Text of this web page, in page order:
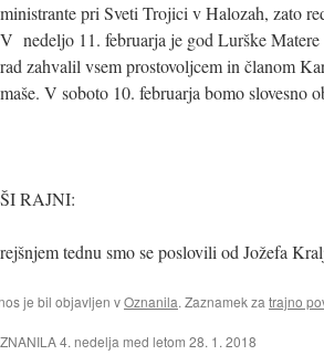
ministrante pri Sveti Trojici v Halozah, zato
V nedeljo 11. februarja je god Lurške
rad zahvalil vsem prostovoljcem in članom
maše. V soboto 10. februarja bomo slovesno
RAJNI:
tednu smo se poslovili od Jožefa
je bil objavljen vOznanila. Zaznamek za trajno
4. nedelja med letom 28. 1. 2018